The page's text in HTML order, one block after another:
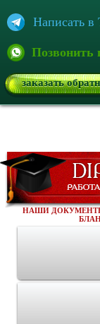
Написать в
Позвонить
заказать
НАШИ